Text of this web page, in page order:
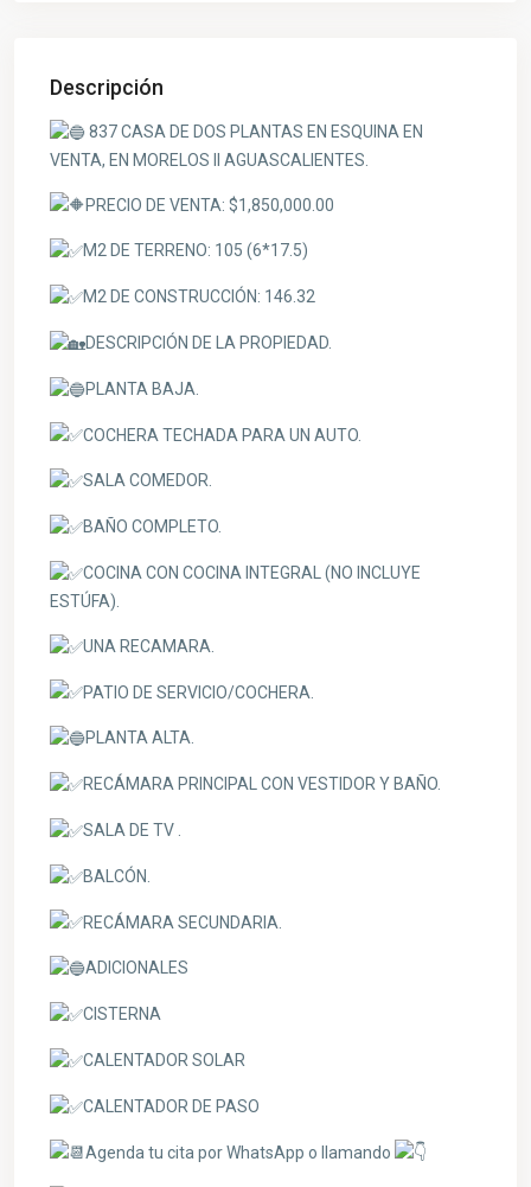
Descripción
837 CASA DE DOS PLANTAS EN ESQUINA EN
VENTA, EN MORELOS II AGUASCALIENTES.
PRECIO DE VENTA: $1,850,000.00
M2 DE TERRENO: 105 (6*17.5)
M2 DE CONSTRUCCIÓN: 146.32
DESCRIPCIÓN DE LA PROPIEDAD.
PLANTA BAJA.
COCHERA TECHADA PARA UN AUTO.
SALA COMEDOR.
BAÑO COMPLETO.
COCINA CON COCINA INTEGRAL (NO INCLUYE
ESTÚFA).
UNA RECAMARA.
PATIO DE SERVICIO/COCHERA.
PLANTA ALTA.
RECÁMARA PRINCIPAL CON VESTIDOR Y BAÑO.
SALA DE TV .
BALCÓN.
RECÁMARA SECUNDARIA.
ADICIONALES
CISTERNA
CALENTADOR SOLAR
CALENTADOR DE PASO
Agenda tu cita por WhatsApp o llamando